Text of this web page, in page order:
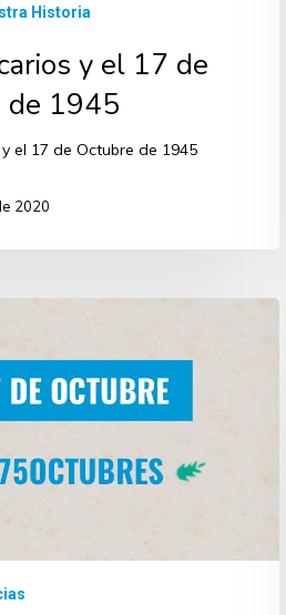
Historia
y el 17 de
de 1945
el 17 de Octubre de 1945
2020